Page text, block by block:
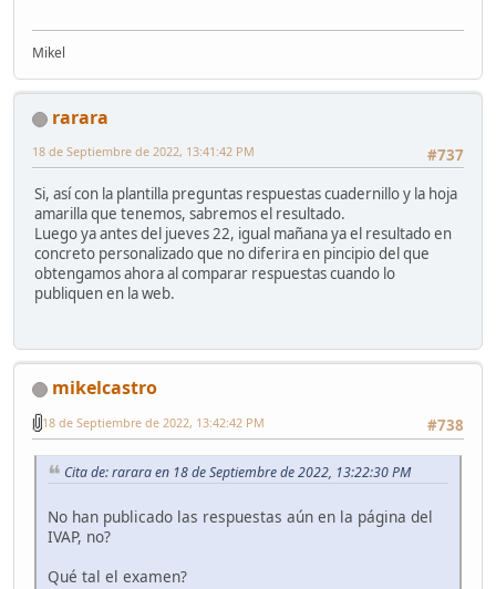
Mikel
rarara
#737
18 de Septiembre de 2022, 13:41:42 PM
Si, así con la plantilla preguntas respuestas cuadernillo y la hoja
amarilla que tenemos, sabremos el resultado.
Luego ya antes del jueves 22, igual mañana ya el resultado en
concreto personalizado que no diferira en pincipio del que
obtengamos ahora al comparar respuestas cuando lo
publiquen en la web.
mikelcastro
#738
18 de Septiembre de 2022, 13:42:42 PM
Cita de: rarara en 18 de Septiembre de 2022, 13:22:30 PM
No han publicado las respuestas aún en la página del
IVAP, no?
Qué tal el examen?